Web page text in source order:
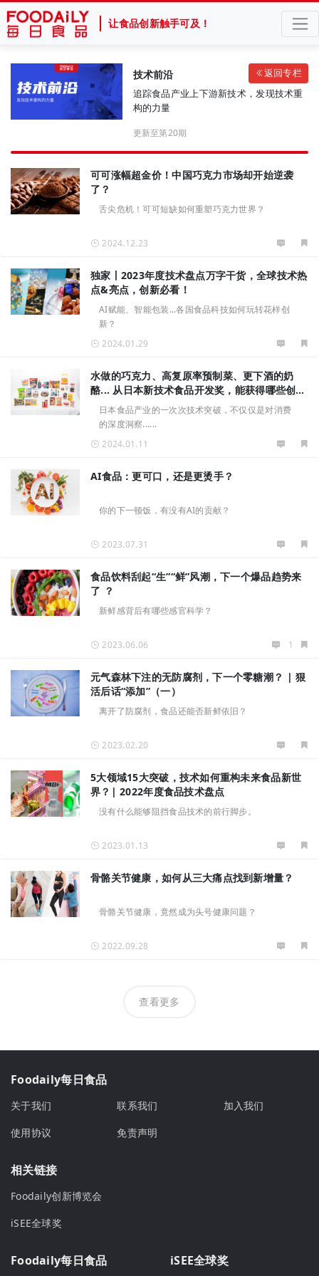
让食品创新触手可及！
返回专栏
技术前沿
追踪食品产业上下游新技术，发现技术重
构的力量
更新至第20期
可可涨幅超金价！中国巧克力市场却开始逆袭
了？
舌尖危机！可可短缺如何重塑巧克力世界？
2024.12.23
独家丨2023年度技术盘点万字干货，全球技术热
点&亮点，创新必看！
AI赋能、智能包装...各国食品科技如何玩转花样创
新？
2024.01.29
水做的巧克力、高复原率预制菜、更下酒的奶
酪... 从日本新技术食品开发奖，能获得哪些创新
灵感？
日本食品产业的一次次技术突破，不仅仅是对消费
的深度洞察......
2024.01.11
AI食品：更可口，还是更烫手？
你的下一顿饭，有没有AI的贡献？
2023.07.31
食品饮料刮起“生”“鲜”风潮，下一个爆品趋势来
了 ？
新鲜感背后有哪些感官科学？
2023.06.06 1
元气森林下注的无防腐剂，下一个零糖潮？ | 狠
活后话“添加”（一）
离开了防腐剂，食品还能否新鲜依旧？
2023.02.20
5大领域15大突破，技术如何重构未来食品新世
界？| 2022年度食品技术盘点
没有什么能够阻挡食品技术的前行脚步。
2023.01.13
骨骼关节健康，如何从三大痛点找到新增量？
骨骼关节健康，竟然成为头号健康问题？
2022.09.28
查看更多
Foodaily每日食品
关于我们 联系我们
加入我们
使用协议
免责声明
相关链接
Foodaily创新博览会
iSEE全球奖
Foodaily每日食品 iSEE全球奖